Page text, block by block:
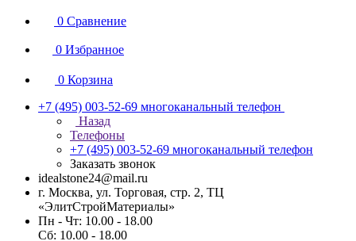
0 Сравнение
0 Избранное
0 Корзина
+7 (495) 003-52-69 многоканальный телефон
Назад
Телефоны
+7 (495) 003-52-69 многоканальный телефон
Заказать звонок
idealstone24@mail.ru
г. Москва, ул. Торговая, стр. 2, ТЦ
«ЭлитСтройМатериалы»
Пн - Чт: 10.00 - 18.00
Сб: 10.00 - 18.00